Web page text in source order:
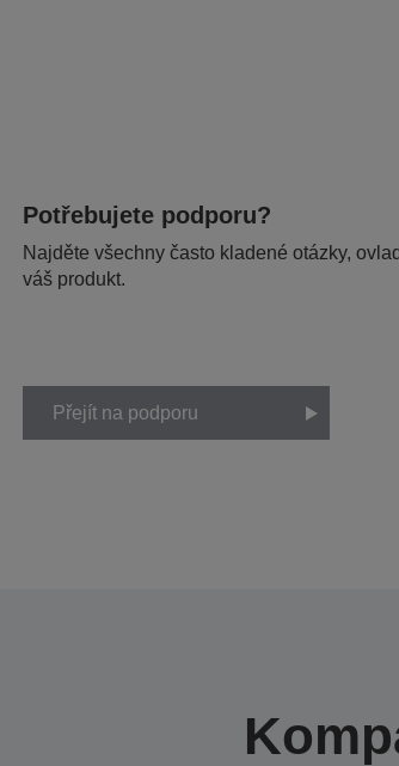
Potřebujete podporu?
Najděte všechny často kladené otázky,
váš produkt.
Přejít na podporu